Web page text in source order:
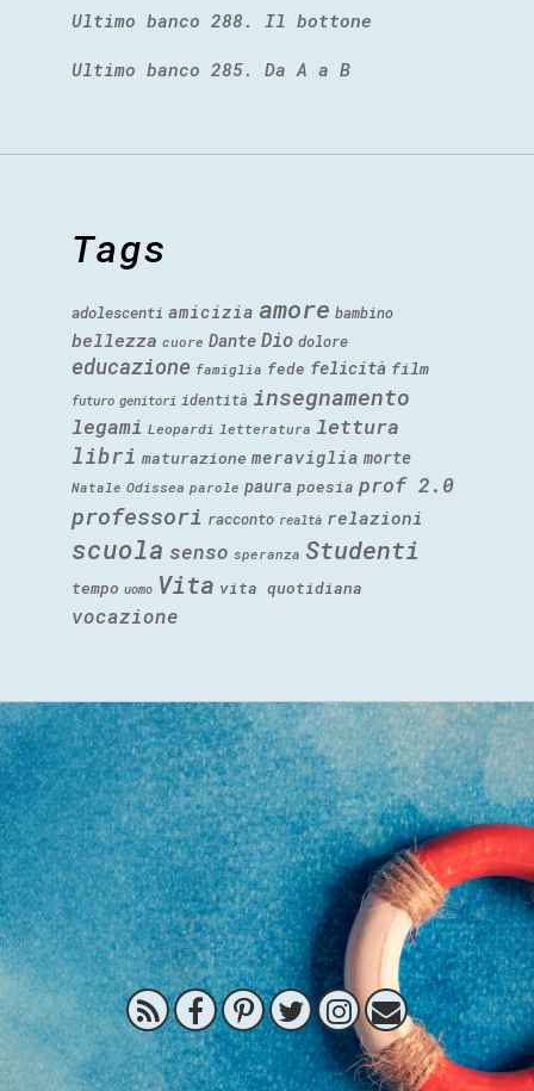
Ultimo banco 288. Il bottone
Ultimo banco 285. Da A a B
Tags
adolescenti amicizia amore bambino
bellezza cuore Dante Dio dolore
educazione famiglia fede felicità film
futuro genitori identità insegnamento
legami Leopardi letteratura lettura
libri maturazione meraviglia morte
Natale Odissea parole paura poesia prof 2.0
professori racconto realtà relazioni
scuola senso speranza Studenti
tempo uomo Vita vita quotidiana
vocazione